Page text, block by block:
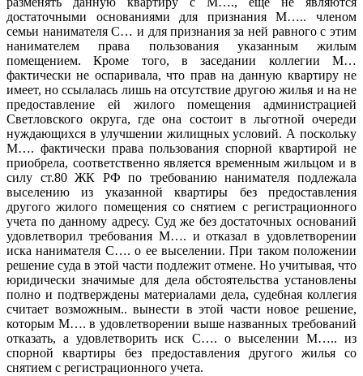
достаточными основаниями для признания М….. членом
семьи нанимателя С… и для признания за ней равного с этим
нанимателем права пользования указанным жилым
помещением. Кроме того, в заседании коллегии М…
фактически не оспаривала, что прав на данную квартиру не
имеет, но ссылалась лишь на отсутствие другою жилья и на не
предоставление ей жилого помещения администрацией
Светловского округа, где она состоит в льготной очереди
нуждающихся в улучшении жилищных условий. А поскольку
М…. фактически права пользования спорной квартирой не
приобрела, соответственно является временным жильцом и в
силу ст.80 ЖК РФ по требованию нанимателя подлежала
выселению из указанной квартиры без предоставления
другого жилого помещения со снятием с регистрационного
учета по данному адресу. Суд же без достаточных оснований
удовлетворил требования М…. и отказал в удовлетворении
иска нанимателя С…. о ее выселении. При таком положении
решение суда в этой части подлежит отмене. Но учитывая, что
юридически значимые для дела обстоятельства установлены
полно и подтверждены материалами дела, судебная коллегия
считает возможным.. вынести в этой части новое решение,
которым М…. в удовлетворении выше названных требований
отказать, а удовлетворить иск С…. о выселении М….. из
спорной квартиры без предоставления другого жилья со
снятием с регистрационного учета.